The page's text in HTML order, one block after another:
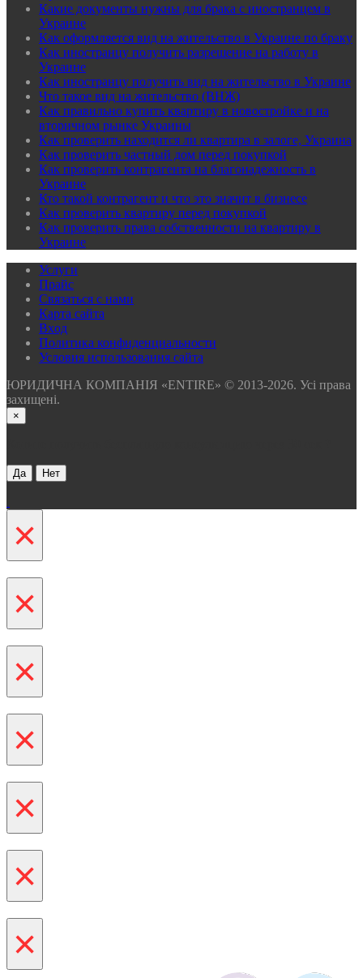
Какие документы нужны для брака с иностранцем в
Украине
Как оформляется вид на жительство в Украине по браку
Как иностранцу получить разрешение на работу в
Украине
Как иностранцу получить вид на жительство в Украине
Что такое вид на жительство (ВНЖ)
Как правильно купить квартиру в новостройке и на
вторичном рынке Украины
Как проверить находится ли квартира в залоге, Украина
Как проверить частный дом перед покупкой
Как проверить контрагента на благонадежность в
Украине
Кто такой контрагент и что это значит в бизнесе
Как проверить квартиру перед покупкой
Как проверить права собственности на квартиру в
Украине
Услуги
Прайс
Связаться с нами
Карта сайта
Вхoд
Политика конфиденциальности
Условия использования сайта
ЮРИДИЧНА КОМПАНІЯ «ENTIRE» © 2013-2026. Усі права
захищені.
×
Да Нет
×
×
×
×
×
×
×